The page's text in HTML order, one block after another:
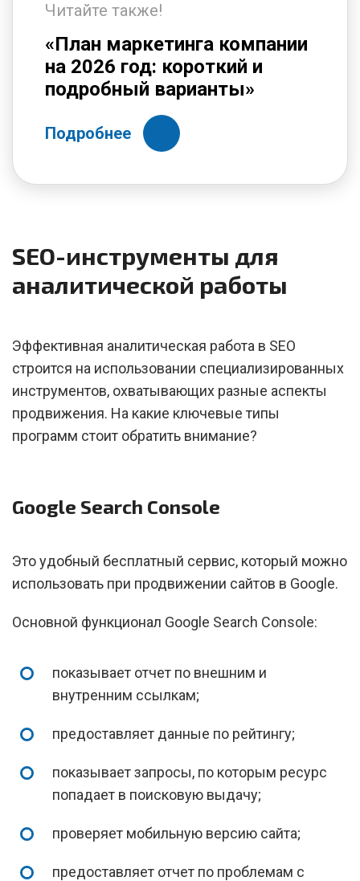
Читайте также!
«План маркетинга компании
на 2026 год: короткий и
подробный варианты»
Подробнее
SEO-инструменты для
аналитической работы
Эффективная аналитическая работа в SEO
строится на использовании специализированных
инструментов, охватывающих разные аспекты
продвижения. На какие ключевые типы
программ стоит обратить внимание?
Google Search Console
Это удобный бесплатный сервис, который можно
использовать при продвижении сайтов в Google.
Основной функционал Google Search Console:
показывает отчет по внешним и
внутренним ссылкам;
предоставляет данные по рейтингу;
показывает запросы, по которым ресурс
попадает в поисковую выдачу;
проверяет мобильную версию сайта;
предоставляет отчет по проблемам с